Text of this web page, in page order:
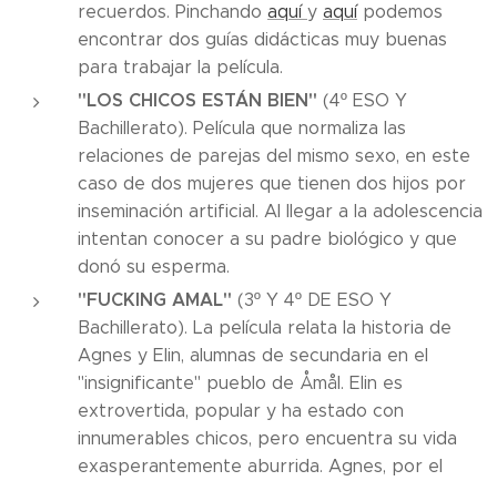
recuerdos. Pinchando aquí y aquípodemos
encontrar dos guías didácticas muy buenas
para trabajar la película.
"LOS CHICOS ESTÁN BIEN" (4º ESO Y
Bachillerato). Película que normaliza las
relaciones de parejas del mismo sexo, en este
caso de dos mujeres que tienen dos hijos por
inseminación artificial. Al llegar a la adolescencia
intentan conocer a su padre biológico y que
donó su esperma.
"FUCKING AMAL" (3º Y 4º DE ESO Y
Bachillerato). La película relata la historia de
Agnes y Elin, alumnas de secundaria en el
"insignificante" pueblo de Åmål. Elin es
extrovertida, popular y ha estado con
innumerables chicos, pero encuentra su vida
exasperantemente aburrida. Agnes, por el